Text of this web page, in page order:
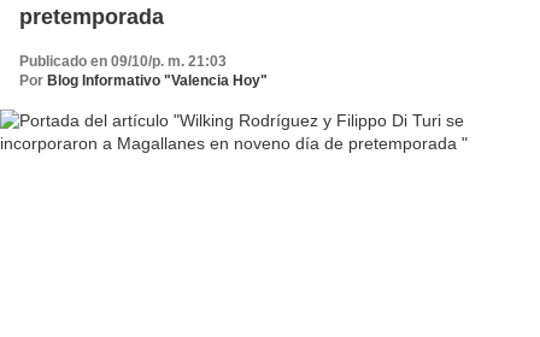
pretemporada
Publicado en 09/10/p. m. 21:03
Por Blog Informativo "Valencia Hoy"